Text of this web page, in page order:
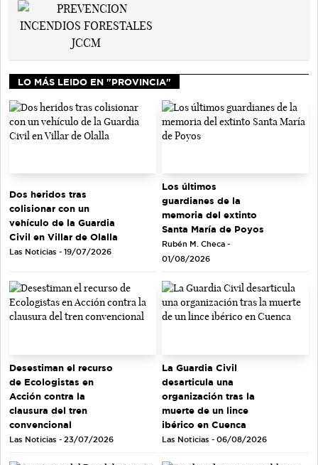
LO MÁS LEIDO EN "PROVINCIA"
Dos heridos tras
colisionar con un
vehículo de la Guardia
Civil en Villar de Olalla
Las Noticias - 19/07/2026
Los últimos
guardianes de la
memoria del extinto
Santa María de Poyos
Rubén M. Checa -
01/08/2026
Desestiman el recurso
de Ecologistas en
Acción contra la
clausura del tren
convencional
Las Noticias - 23/07/2026
La Guardia Civil
desarticula una
organización tras la
muerte de un lince
ibérico en Cuenca
Las Noticias - 06/08/2026